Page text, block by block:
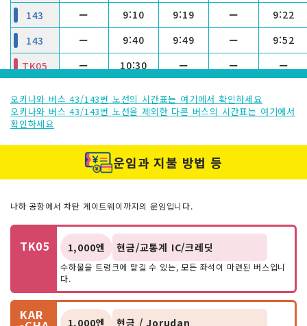
143
ー 9:10 9:19 ー
9:22
143
ー 9:40 9:49 ー
9:52
TK05
ー 10:30 ー ー
ー
KAR
-CHA ー 11:10 ー ー
11:23
TK05
ー 12:35 12:45
LIM-A
14:10 ー ー
ー 14:15 14:25 ー
14:28
-CHA ー 15:00 ー ー
15:13
143
ー 15:10 15:20
오키나와 버스 43/143번 노선의 시간표는 여기에서 확인하세요
오키나와 버스 43/143번 노선을 제외한 다른 버스의 시간표는 여기에서
확인하세요
운임과 지불 방법 등
나하 공항에서 차탄 게이트웨이까지의 운임입니다.
TK05 1,000엔 현금/교통계 IC/크레딧
수하물을 트렁크에 맡길 수 있는, 모든 좌석이 마련된 버스입니
다.
KAR 1,000엔 현금 / Jorudan